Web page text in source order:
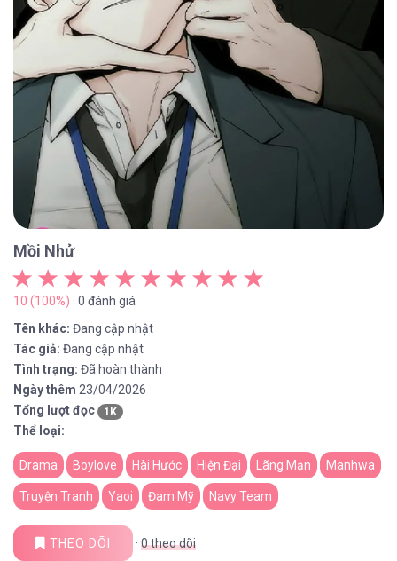
Mồi Nhử
10 (100%) · 0 đánh giá
Tên khác: Đang cập nhật
Tác giả: Đang cập nhật
Tình trạng: Đã hoàn thành
Ngày thêm 23/04/2026
Tổng lượt đọc
1K
Thể loại:
Drama Boylove Hài Hước Hiện Đại Lãng Mạn Manhwa
Truyện Tranh Yaoi Đam Mỹ Navy Team
THEO DÕI · 0theo dõi